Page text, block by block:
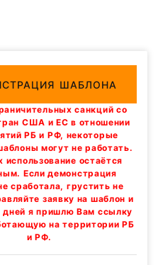
ШАБЛОНА
санкций со
США и ЕС в отношении
РБ и РФ, некоторые
могут не работать.
использование остаётся
Если демонстрация
сработала, грустить не
заявку на шаблон и
дней я пришлю Вам ссылку
на территории РБ
и РФ.